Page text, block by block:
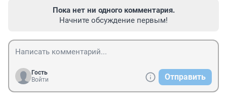
Пока нет ни одного комментария.
Начните обсуждение первым!
Гость
Войти
Отправить